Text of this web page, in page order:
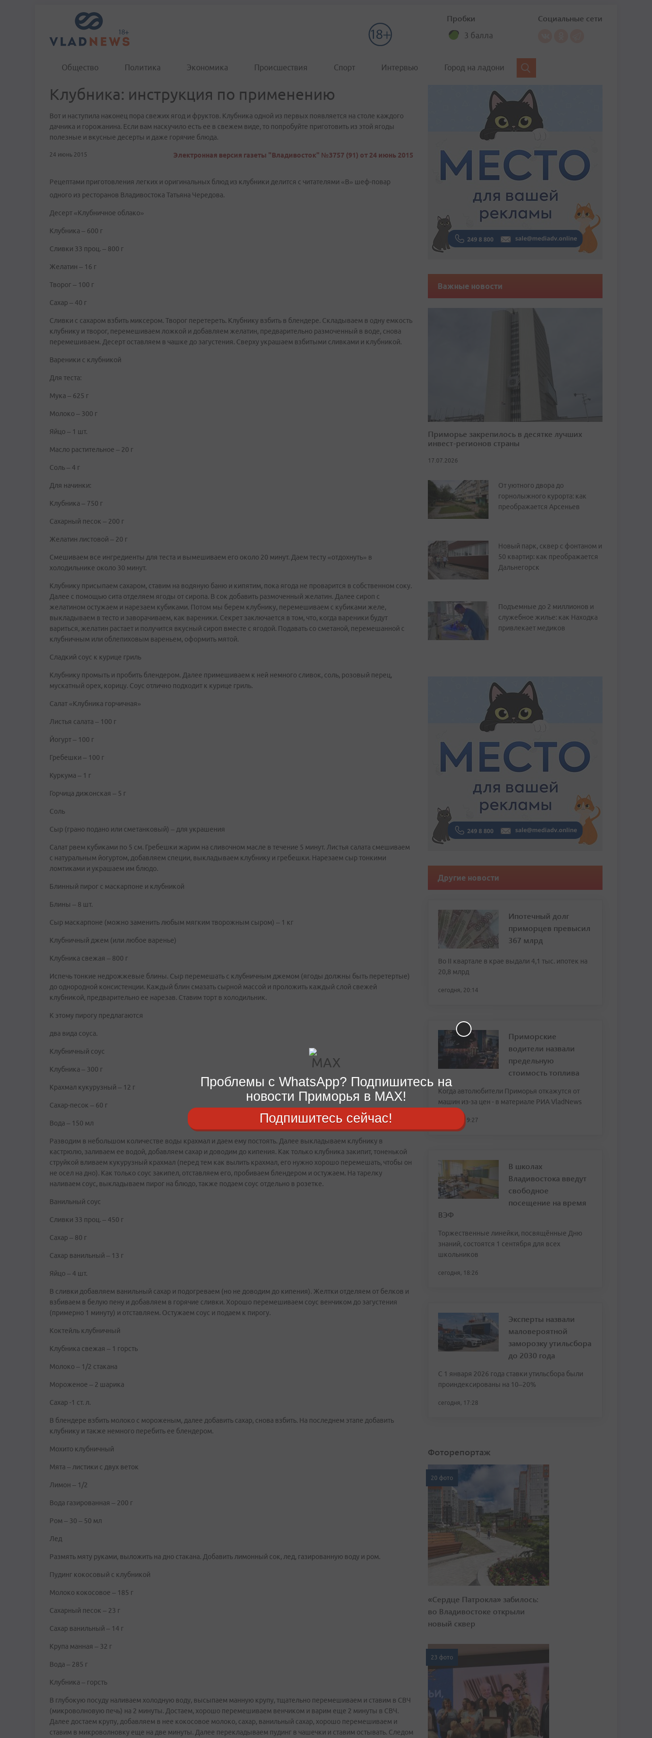
Пробки
3 балла
Социальные сети
Общество Политика Экономика Происшествия Спорт Интервью Город на ладони
Клубника: инструкция по применению
Вот и наступила наконец пора свежих ягод и фруктов. Клубника одной из первых появляется на столе каждого
дачника и горожанина. Если вам наскучило есть ее в свежем виде, то попробуйте приготовить из этой ягоды
полезные и вкусные десерты и даже горячие блюда.
24 июнь 2015 Электронная версия газеты "Владивосток" №3757 (91) от 24 июнь 2015
Рецептами приготовления легких и оригинальных блюд из клубники делится с читателями «В» шеф-повар
одного из ресторанов Владивостока Татьяна Чередова.
Десерт «Клубничное облако»
Клубника – 600 г
Сливки 33 проц. – 800 г
Желатин – 16 г
Творог – 100 г
Сахар – 40 г
Сливки с сахаром взбить миксером. Творог перетереть. Клубнику взбить в блендере. Складываем в одну емкость
клубнику и творог, перемешиваем ложкой и добавляем желатин, предварительно размоченный в воде, снова
перемешиваем. Десерт оставляем в чашке до загустения. Сверху украшаем взбитыми сливками и клубникой.
Вареники с клубникой
Для теста:
Мука – 625 г
Молоко – 300 г
Яйцо – 1 шт.
Масло растительное – 20 г
Соль – 4 г
Для начинки:
Клубника – 750 г
Сахарный песок – 200 г
Желатин листовой – 20 г
Смешиваем все ингредиенты для теста и вымешиваем его около 20 минут. Даем тесту «отдохнуть» в
холодильнике около 30 минут.
Клубнику присыпаем сахаром, ставим на водяную баню и кипятим, пока ягода не проварится в собственном соку.
Далее с помощью сита отделяем ягоды от сиропа. В сок добавить размоченный желатин. Далее сироп с
желатином остужаем и нарезаем кубиками. Потом мы берем клубнику, перемешиваем с кубиками желе,
выкладываем в тесто и заворачиваем, как вареники. Секрет заключается в том, что, когда вареники будут
вариться, желатин растает и получится вкусный сироп вместе с ягодой. Подавать со сметаной, перемешанной с
клубничным или облепиховым вареньем, оформить мятой.
Сладкий соус к курице гриль
Клубнику промыть и пробить блендером. Далее примешиваем к ней немного сливок, соль, розовый перец,
мускатный орех, корицу. Соус отлично подходит к курице гриль.
Салат «Клубника горчичная»
Листья салата – 100 г
Йогурт – 100 г
Гребешки – 100 г
Куркума – 1 г
Горчица дижонская – 5 г
Соль
Сыр (грано подано или сметанковый) – для украшения
Салат рвем кубиками по 5 см. Гребешки жарим на сливочном масле в течение 5 минут. Листья салата смешиваем
с натуральным йогуртом, добавляем специи, выкладываем клубнику и гребешки. Нарезаем сыр тонкими
ломтиками и украшаем им блюдо.
Блинный пирог с маскарпоне и клубникой
Блины – 8 шт.
Сыр маскарпоне (можно заменить любым мягким творожным сыром) – 1 кг
Клубничный джем (или любое варенье)
Клубника свежая – 800 г
Испечь тонкие недрожжевые блины. Сыр перемешать с клубничным джемом (ягоды должны быть перетертые)
до однородной консистенции. Каждый блин смазать сырной массой и проложить каждый слой свежей
клубникой, предварительно ее нарезав. Ставим торт в холодильник.
К этому пирогу предлагаются
два вида соуса.
Клубничный соус
Клубника – 300 г
Крахмал кукурузный – 12 г
Сахар-песок – 60 г
Вода – 150 мл
Разводим в небольшом количестве воды крахмал и даем ему постоять. Далее выкладываем клубнику в
кастрюлю, заливаем ее водой, добавляем сахар и доводим до кипения. Как только клубника закипит, тоненькой
струйкой вливаем кукурузный крахмал (перед тем как вылить крахмал, его нужно хорошо перемешать, чтобы он
не осел на дно). Как только соус закипел, отставляем его, пробиваем блендером и остужаем. На тарелку
наливаем соус, выкладываем пирог на блюдо, также подаем соус отдельно в розетке.
Ванильный соус
Сливки 33 проц. – 450 г
Сахар – 80 г
Сахар ванильный – 13 г
Яйцо – 4 шт.
В сливки добавляем ванильный сахар и подогреваем (но не доводим до кипения). Желтки отделяем от белков и
взбиваем в белую пену и добавляем в горячие сливки. Хорошо перемешиваем соус венчиком до загустения
(примерно 1 минуту) и отставляем. Остужаем соус и подаем к пирогу.
Коктейль клубничный
Клубника свежая – 1 горсть
Молоко – 1/2 стакана
Мороженое – 2 шарика
Сахар -1 ст. л.
В блендере взбить молоко с мороженым, далее добавить сахар, снова взбить. На последнем этапе добавить
клубнику и также немного перебить ее блендером.
Мохито клубничный
Мята – листики с двух веток
Лимон – 1/2
Вода газированная – 200 г
Ром – 30 – 50 мл
Лед
Размять мяту руками, выложить на дно стакана. Добавить лимонный сок, лед, газированную воду и ром.
Пудинг кокосовый с клубникой
Молоко кокосовое – 185 г
Сахарный песок – 23 г
Сахар ванильный – 14 г
Крупа манная – 32 г
Вода – 285 г
Клубника – горсть
В глубокую посуду наливаем холодную воду, высыпаем манную крупу, тщательно перемешиваем и ставим в СВЧ
(микроволновую печь) на 2 минуты. Достаем, хорошо перемешиваем венчиком и варим еще 2 минуты в СВЧ.
Далее достаем крупу, добавляем в нее кокосовое молоко, сахар, ванильный сахар, хорошо перемешиваем и
ставим в микроволновку еще на две минуты. Далее перекладываем пудинг в чашечки и ставим остывать. Следом
Важные новости
Приморье закрепилось в десятке лучших
инвест-регионов страны
17.07.2026
От уютного двора до
горнолыжного курорта: как
преображается Арсеньев
Новый парк, сквер с фонтаном и
50 квартир: как преображается
Дальнегорск
Подъемные до 2 миллионов и
служебное жилье: как Находка
привлекает медиков
Другие новости
Ипотечный долг
приморцев превысил
367 млрд
Во II квартале в крае выдали 4,1 тыс. ипотек на
20,8 млрд
сегодня, 20:14
Приморские
водители назвали
предельную
стоимость топлива
Когда автолюбители Приморья откажутся от
машин из-за цен - в материале РИА VladNews
сегодня, 19:27
В школах
Владивостока введут
свободное
посещение на время
ВЭФ
Торжественные линейки, посвящённые Дню
знаний, состоятся 1 сентября для всех
школьников
сегодня, 18:26
Эксперты назвали
маловероятной
заморозку утильсбора
до 2030 года
С 1 января 2026 года ставки утильсбора были
проиндексированы на 10–20%
сегодня, 17:28
Фоторепортаж
20 фото
«Сердце Патрокла» забилось:
во Владивостоке открыли
новый сквер
23 фото
Проблемы с WhatsApp? Подпишитесь на
новости Приморья в MAX!
Подпишитесь сейчас!